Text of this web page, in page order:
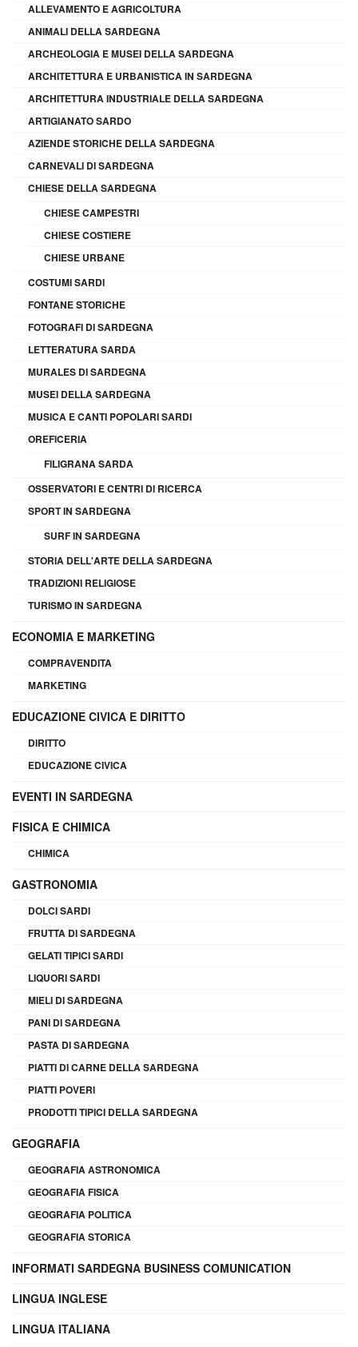
ALLEVAMENTO E AGRICOLTURA
ANIMALI DELLA SARDEGNA
ARCHEOLOGIA E MUSEI DELLA SARDEGNA
ARCHITETTURA E URBANISTICA IN SARDEGNA
ARCHITETTURA INDUSTRIALE DELLA SARDEGNA
ARTIGIANATO SARDO
AZIENDE STORICHE DELLA SARDEGNA
CARNEVALI DI SARDEGNA
CHIESE DELLA SARDEGNA
CHIESE CAMPESTRI
CHIESE COSTIERE
CHIESE URBANE
COSTUMI SARDI
FONTANE STORICHE
FOTOGRAFI DI SARDEGNA
LETTERATURA SARDA
MURALES DI SARDEGNA
MUSEI DELLA SARDEGNA
MUSICA E CANTI POPOLARI SARDI
OREFICERIA
FILIGRANA SARDA
OSSERVATORI E CENTRI DI RICERCA
SPORT IN SARDEGNA
SURF IN SARDEGNA
STORIA DELL'ARTE DELLA SARDEGNA
TRADIZIONI RELIGIOSE
TURISMO IN SARDEGNA
ECONOMIA E MARKETING
COMPRAVENDITA
MARKETING
EDUCAZIONE CIVICA E DIRITTO
DIRITTO
EDUCAZIONE CIVICA
EVENTI IN SARDEGNA
FISICA E CHIMICA
CHIMICA
GASTRONOMIA
DOLCI SARDI
FRUTTA DI SARDEGNA
GELATI TIPICI SARDI
LIQUORI SARDI
MIELI DI SARDEGNA
PANI DI SARDEGNA
PASTA DI SARDEGNA
PIATTI DI CARNE DELLA SARDEGNA
PIATTI POVERI
PRODOTTI TIPICI DELLA SARDEGNA
GEOGRAFIA
GEOGRAFIA ASTRONOMICA
GEOGRAFIA FISICA
GEOGRAFIA POLITICA
GEOGRAFIA STORICA
INFORMATI SARDEGNA BUSINESS COMUNICATION
LINGUA INGLESE
LINGUA ITALIANA